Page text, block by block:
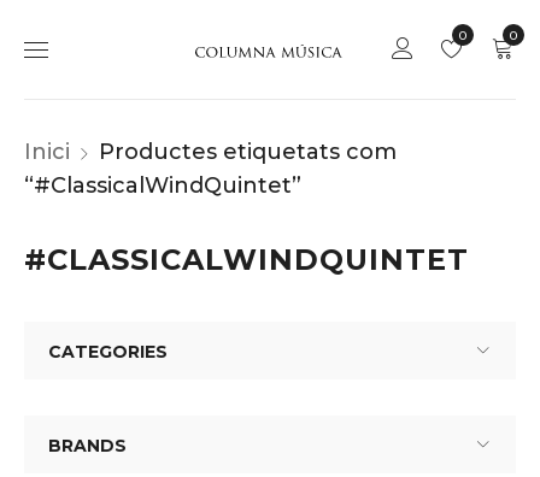
0
0
Inici
Productes etiquetats com
“#ClassicalWindQuintet”
#CLASSICALWINDQUINTET
CATEGORIES
BRANDS